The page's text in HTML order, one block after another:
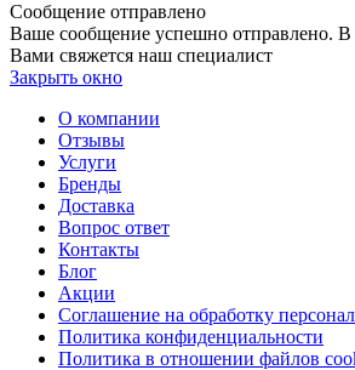
Сообщение отправлено
Ваше сообщение успешно отправлено.
Вами свяжется наш специалист
Закрыть окно
О компании
Отзывы
Услуги
Бренды
Доставка
Вопрос ответ
Контакты
Блог
Акции
Соглашение на обработку
Политика конфиденциальности
Политика в отношении файлов